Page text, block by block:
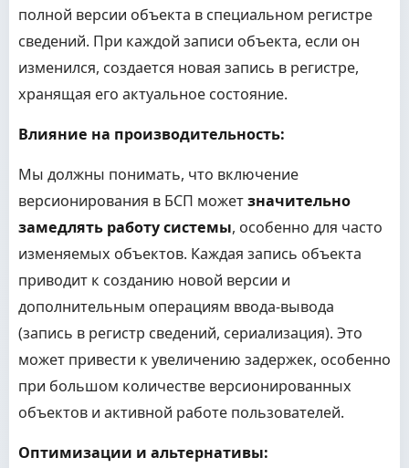
полной версии объекта в специальном регистре
сведений. При каждой записи объекта, если он
изменился, создается новая запись в регистре,
хранящая его актуальное состояние.
Влияние на производительность:
Мы должны понимать, что включение
версионирования в БСП можетзначительно
замедлять работу системы, особенно для часто
изменяемых объектов. Каждая запись объекта
приводит к созданию новой версии и
дополнительным операциям ввода-вывода
(запись в регистр сведений, сериализация). Это
может привести к увеличению задержек, особенно
при большом количестве версионированных
объектов и активной работе пользователей.
Оптимизации и альтернативы: